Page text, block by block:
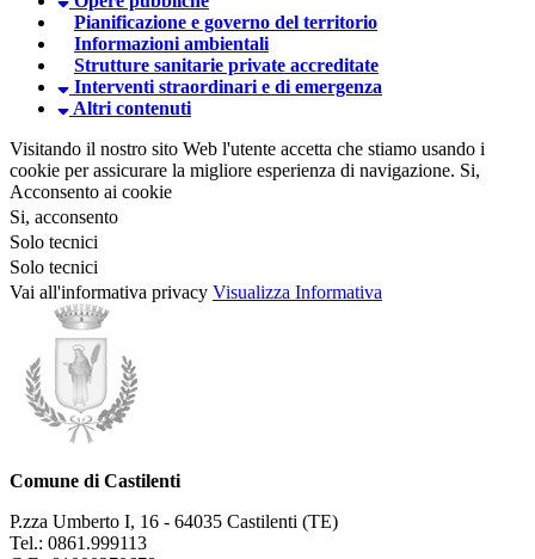
Pianificazione e governo del territorio
Informazioni ambientali
Strutture sanitarie private accreditate
Interventi straordinari e di emergenza
Altri contenuti
Visitando il nostro sito Web l'utente accetta che stiamo usando i
cookie per assicurare la migliore esperienza di navigazione. Si,
Acconsento ai cookie
Si, acconsento
Solo tecnici
Solo tecnici
Vai all'informativa privacy Visualizza Informativa
Comune di Castilenti
P.zza Umberto I, 16 - 64035 Castilenti (TE)
Tel.: 0861.999113